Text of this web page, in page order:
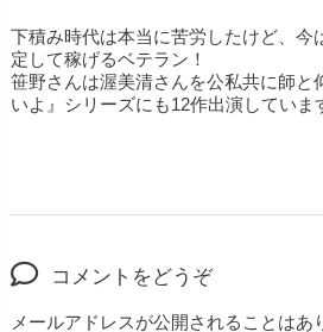
下積み時代は本当に苦労したけど、今
定して稼げるベテラン！
笹野さんは渥美清さんを公私共に師と
いよ』シリーズにも12作出演していま
コメントをどうぞ
メールアドレスが公開されることはあ